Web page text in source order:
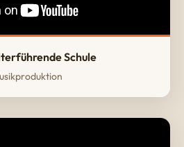
Schule